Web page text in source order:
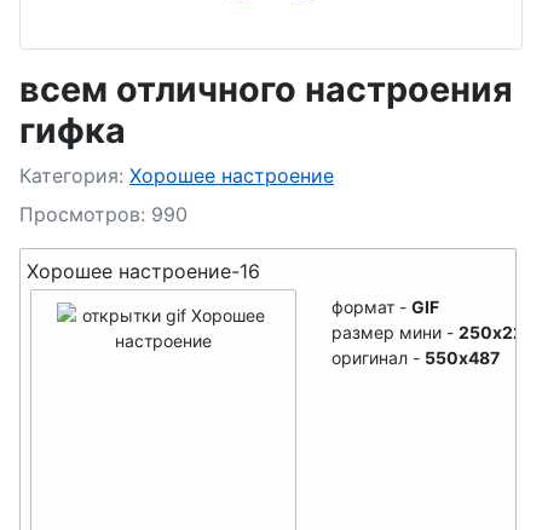
всем отличного настроения
гифка
Подробности
Категория: Хорошее настроение
Просмотров: 990
Хорошее настроение-16
формат - GIF
размер мини - 250x221
оригинал - 550x487